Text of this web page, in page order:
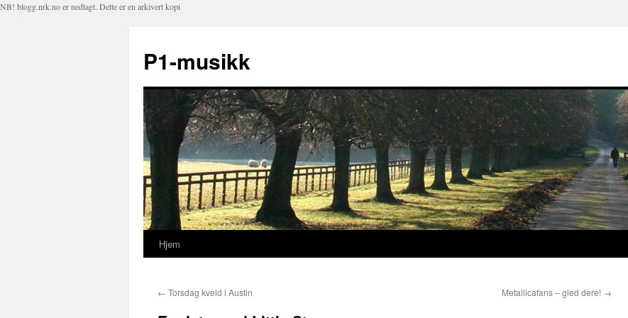
NB! blogg.nrk.no er nedlagt. Dette er en arkivert kopi
P1-musikk
Hopp
innhold
Hjem
← Torsdag kveld i Austin Metallicafans – gled dere! →